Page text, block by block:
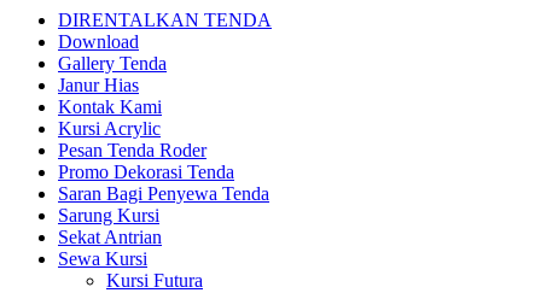
DIRENTALKAN TENDA
Download
Gallery Tenda
Janur Hias
Kontak Kami
Kursi Acrylic
Pesan Tenda Roder
Promo Dekorasi Tenda
Saran Bagi Penyewa Tenda
Sarung Kursi
Sekat Antrian
Sewa Kursi
Kursi Futura